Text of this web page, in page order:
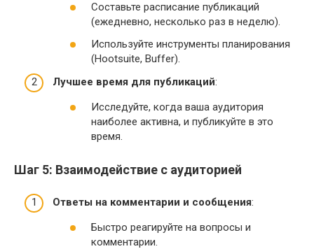
Составьте расписание публикаций
(ежедневно, несколько раз в неделю).
Используйте инструменты планирования
(Hootsuite, Buffer).
Лучшее время для публикаций:
Исследуйте, когда ваша аудитория
наиболее активна, и публикуйте в это
время.
Шаг 5: Взаимодействие с аудиторией
Ответы на комментарии и сообщения:
Быстро реагируйте на вопросы и
комментарии.